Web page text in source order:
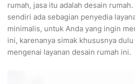
rumah, jasa itu adalah desain
sendiri ada sebagian penyedia
minimalis, untuk Anda yang ingin
ini, karenanya simak khususnya
mengenai layanan desain rumah ini.